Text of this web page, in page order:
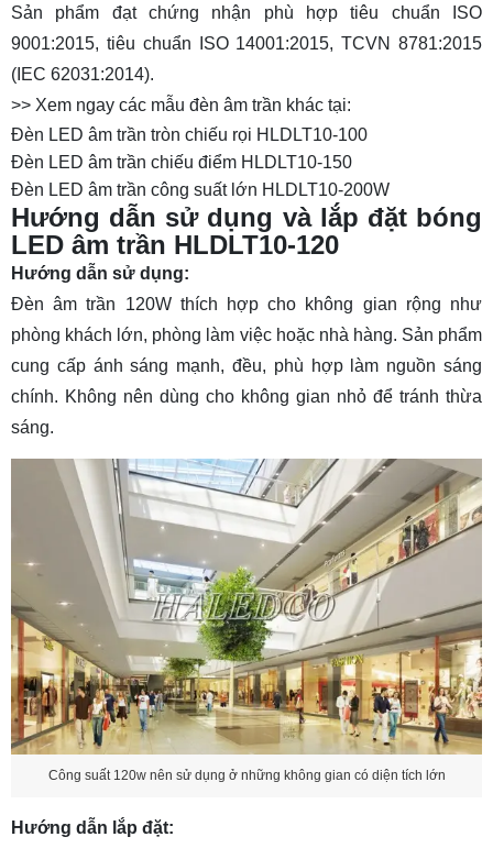
Sản phẩm đạt chứng nhận phù hợp tiêu chuẩn ISO
9001:2015, tiêu chuẩn ISO 14001:2015, TCVN 8781:2015
(IEC 62031:2014).
>> Xem ngay các mẫu đèn âm trần khác tại:
Đèn LED âm trần tròn chiếu rọi HLDLT10-100
Đèn LED âm trần chiếu điểm HLDLT10-150
Đèn LED âm trần công suất lớn HLDLT10-200W
Hướng dẫn sử dụng và lắp đặt bóng
LED âm trần HLDLT10-120
Hướng dẫn sử dụng:
Đèn âm trần 120W thích hợp cho không gian rộng như
phòng khách lớn, phòng làm việc hoặc nhà hàng. Sản phẩm
cung cấp ánh sáng mạnh, đều, phù hợp làm nguồn sáng
chính. Không nên dùng cho không gian nhỏ để tránh thừa
sáng.
Công suất 120w nên sử dụng ở những không gian có diện tích lớn
Hướng dẫn lắp đặt: